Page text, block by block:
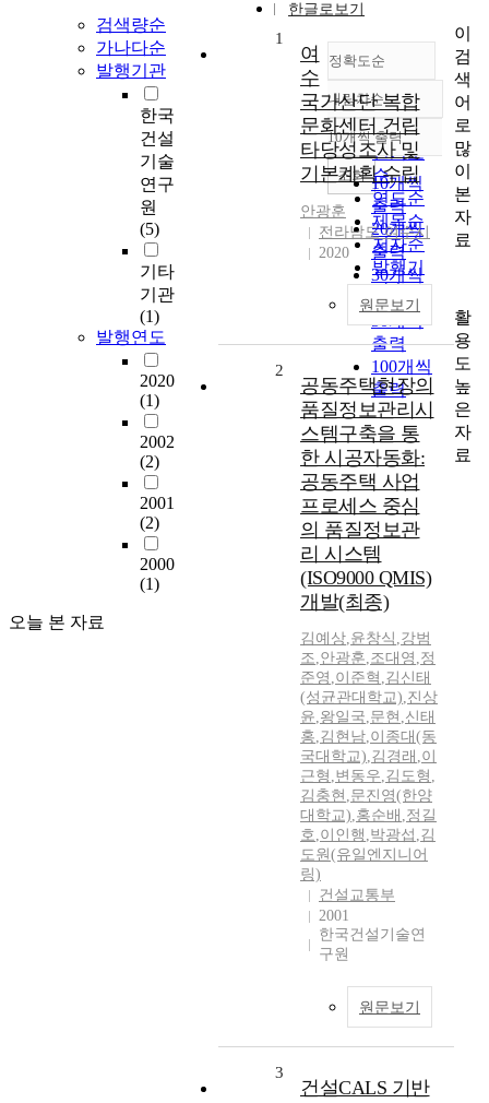
검색량순
가나다순
발행기관
한국
건설
기술
연구
원
(5)
기타
기관
(1)
발행연도
2020
(1)
2002
(2)
2001
(2)
2000
(1)
오늘 본 자료
한글로보기
정확도순
정확도
순
인기도
순
연도순
제목순
저자순
발행기
관순
내림차순
내림차순
10개씩 출력
10개씩
출력
20개씩
출력
30개씩
출력
50개씩
출력
100개씩
출력
조회
1
여
수
국가산단 복합
문화센터 건립
타당성조사 및
기본계획 수립
안광훈
전라남도 여수시
2020
원문보기
2
공동주택현장의
품질정보관리시
스템구축을 통
한 시공자동화:
공동주택 사업
프로세스 중심
의 품질정보관
리 시스템
(ISO9000 QMIS)
개발(최종)
김예상,윤창식 ,강범
조,안광훈,조대영 ,정
준영 ,이준혁 ,김신태
(성균관대학교),진상
윤,왕일국,문현 ,신태
홍,김현남,이종대(동
국대학교),김경래 ,이
근형 ,변동우,김도형 ,
김충현 ,문진영(한양
대학교),홍순배 ,정길
호,이인행 ,박광섭 ,김
도원(유일엔지니어
링)
건설교통부
2001
한국건설기술연
구원
원문보기
3
건설CALS 기반
이
검
색
어
로
많
이
본
자
료
활
용
도
높
은
자
료